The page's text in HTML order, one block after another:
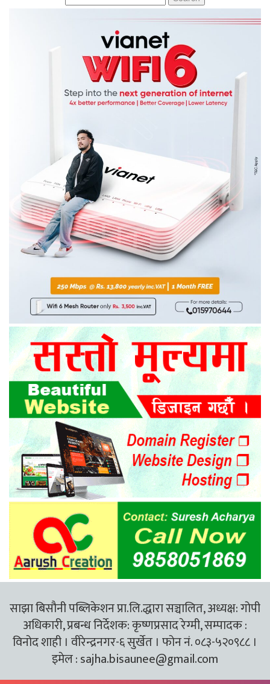
for:
साझा बिसौनी पब्लिकेशन प्रा.लि.द्धारा सञ्चालित, अध्यक्ष: गोपी
अधिकारी, प्रबन्ध निर्देशक: कृष्णप्रसाद रेग्मी, सम्पादक :
विनोद शाही । वीरेन्द्रनगर-६ सुर्खेत । फोन नं. ०८३-५२०९८८ ।
इमेल :sajha.bisaunee@gmail.com